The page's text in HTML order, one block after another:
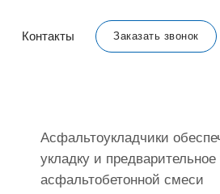
Контакты Заказать звонок
Асфальтоукладчики
укладку и
асфальтобетонной смеси